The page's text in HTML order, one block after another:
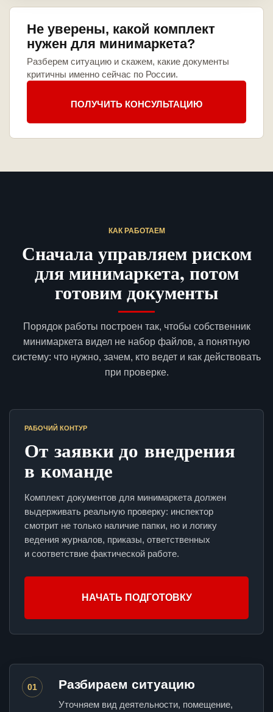
Не уверены, какой комплект
нужен для минимаркета?
Разберем ситуацию и скажем, какие документы
критичны именно сейчас по России.
ПОЛУЧИТЬ КОНСУЛЬТАЦИЮ
КАК РАБОТАЕМ
Сначала управляем риском
для минимаркета, потом
готовим документы
Порядок работы построен так, чтобы собственник
минимаркета видел не набор файлов, а понятную
систему: что нужно, зачем, кто ведет и как действовать
при проверке.
РАБОЧИЙ КОНТУР
От заявки до внедрения
в команде
Комплект документов для минимаркета должен
выдерживать реальную проверку: инспектор
смотрит не только наличие папки, но и логику
ведения журналов, приказы, ответственных
и соответствие фактической работе.
НАЧАТЬ ПОДГОТОВКУ
01 Разбираем ситуацию
Уточняем вид деятельности, помещение,